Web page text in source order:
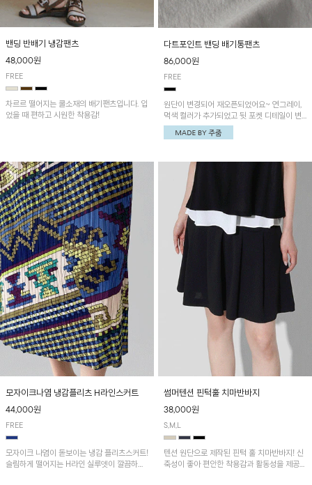
밴딩 반배기 냉감팬츠
48,000원
FREE
차르르 떨어지는 쿨소재의 배기팬츠입니다. 입
었을 때 편하고 시원한 착용감!
다트포인트 밴딩 배기통팬츠
86,000원
FREE
원단이 변경되어 재오픈되었어요~ 연그레이,
먹색 컬러가 추가되었고 뒷 포켓 디테일이 변
경되었습니다~가볍고 시원하게 착용되는 배
기통팬츠! 허리밴딩과 여유로운 통으로 편안해
모자이크나염 냉감플리츠 H라인스커트
44,000원
FREE
모자이크 나염이 돋보이는 냉감 플리츠스커트!
슬림하게 떨어지는 H라인 실루엣이 깔끔하고
썸머텐션 핀턱훌 치마반바지
38,000원
S,M,L
텐션 원단으로 제작된 핀턱 훌 치마반바지! 신
축성이 좋아 편안한 착용감과 활동성을 제공하